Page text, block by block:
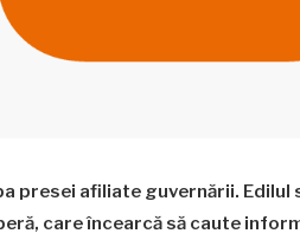
presei afiliate guvernării.
care încearcă să caute